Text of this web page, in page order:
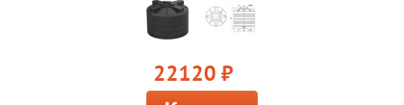
22120 руб.